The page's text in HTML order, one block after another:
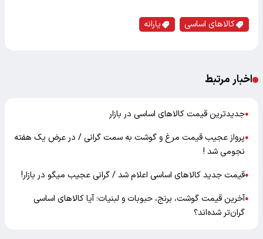
کالاهای اساسی یارانه
اخبار مرتبط
●جدیدترین قیمت کالاهای اساسی در بازار
●پرواز عجیب قیمت مرغ و گوشت به سمت گرانی / در عرض یک هفته
نجومی شد !
●قیمت جدید کالاهای اساسی اعلام شد / گرانی عجیب میگو در بازار!
●آخرین قیمت گوشت، برنج، حبوبات و لبنیات؛ آیا کالاهای اساسی
گران‌تر شده‌اند؟